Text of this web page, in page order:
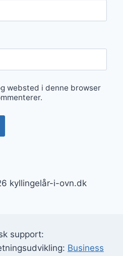
websted i denne browser
kyllingelår-i-ovn.dk
support:
Business